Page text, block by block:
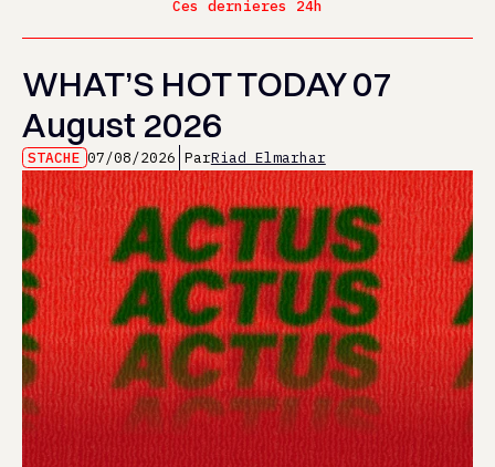
Ces dernieres 24h
WHAT’S HOT TODAY 07
August 2026
STACHE 07/08/2026 ParRiad Elmarhar